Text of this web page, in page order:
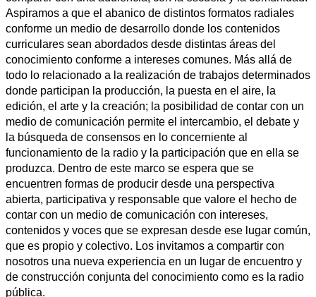
Aspiramos a que el abanico de distintos formatos radiales
conforme un medio de desarrollo donde los contenidos
curriculares sean abordados desde distintas áreas del
conocimiento conforme a intereses comunes. Más allá de
todo lo relacionado a la realización de trabajos determinados
donde participan la producción, la puesta en el aire, la
edición, el arte y la creación; la posibilidad de contar con un
medio de comunicación permite el intercambio, el debate y
la búsqueda de consensos en lo concerniente al
funcionamiento de la radio y la participación que en ella se
produzca. Dentro de este marco se espera que se
encuentren formas de producir desde una perspectiva
abierta, participativa y responsable que valore el hecho de
contar con un medio de comunicación con intereses,
contenidos y voces que se expresan desde ese lugar común,
que es propio y colectivo. Los invitamos a compartir con
nosotros una nueva experiencia en un lugar de encuentro y
de construcción conjunta del conocimiento como es la radio
pública.